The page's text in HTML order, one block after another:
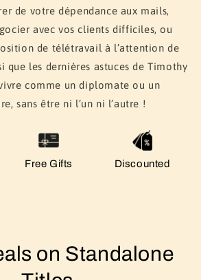
de votre dépendance aux mails,
avec vos clients difficiles, ou
de télétravail à l’attention de
que les dernières astuces de Timothy
comme un diplomate ou un
sans être ni l’un ni l’autre !
Free Gifts Discounted
on Standalone